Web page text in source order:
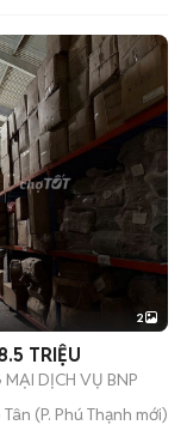
2
TRIỆU
DỊCH VỤ BNP
(P. Phú Thạnh mới)